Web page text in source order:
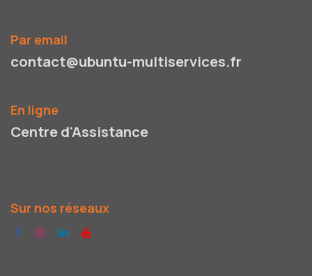
Par email
contact@ubuntu-multiservices.fr
En ligne
Centre d'Assistance
Sur nos réseaux